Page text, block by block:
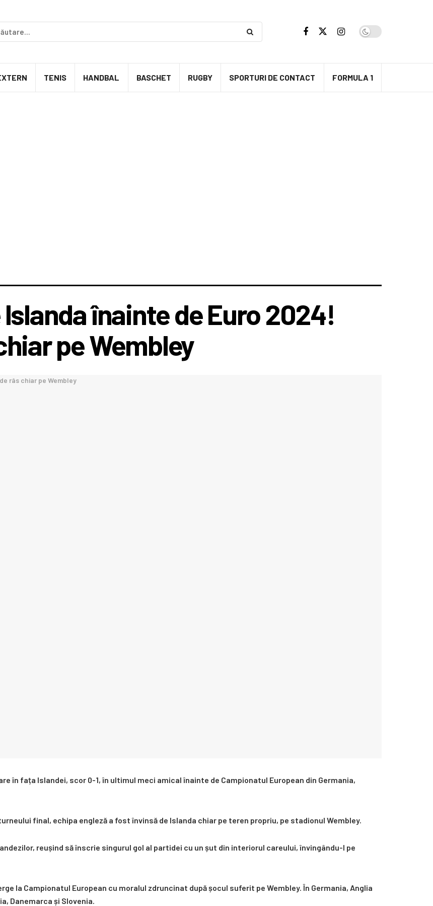
TENIS HANDBAL BASCHET RUGBY SPORTURI DE CONTACT FORMULA 1
înainte de Euro 2024!
pe Wembley
în fața Islandei, scor 0-1, în ultimul meci amical înainte de Campionatul European din Germania,
final, echipa engleză a fost învinsă de Islanda chiar pe teren propriu, pe stadionul Wembley.
reușind să înscrie singurul gol al partidei cu un șut din interiorul careului, învingându-l pe
la Campionatul European cu moralul zdruncinat după șocul suferit pe Wembley. În Germania, Anglia
Danemarca și Slovenia.